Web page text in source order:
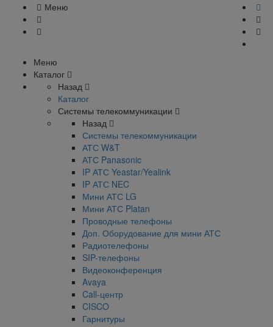
Меню
Меню
Каталог
Назад
Каталог
Системы телекоммуникации
Назад
Системы телекоммуникации
АТС W&T
АТС Panasonic
IP АТС Yeastar/Yealink
IP АТС NEC
Мини АТС LG
Мини АТС Platan
Проводные телефоны
Доп. Оборудование для мини АТС
Радиотелефоны
SIP-телефоны
Видеоконференция
Avaya
Call-центр
CISCO
Гарнитуры